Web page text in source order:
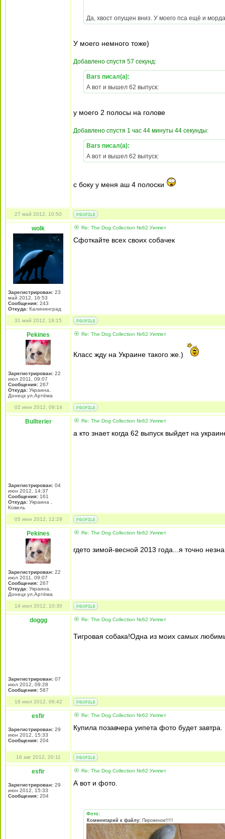
Да, хвост опущен вниз. У моего пса ещё и морда
У моего немного тоже)
Добавлено спустя 57 секунд:
Bars писал(а):
А вот и вышел 62 выпуск:
у моего 2 полосы на голове
Добавлено спустя 1 час 44 минуты 44 секунды:
Bars писал(а):
А вот и вышел 62 выпуск:
с боку у меня аш 4 полоски
27 май 2012, 10:50
wolk
Зарегистрирован: 23
май 2012, 16:53
Сообщения: 243
Откуда: Калининград
Re: The Dog Collection №62 Уиппет
Сфоткайте всех своих собачек
31 май 2012, 19:15
Pekines
Зарегистрирован: 22
июл 2011, 09:07
Сообщения: 267
Откуда: Украина,
Донецк ул.Артёма
Re: The Dog Collection №62 Уиппет
Класс жду на Украине такого же.)
02 июн 2012, 09:14
Bullterier
Зарегистрирован: 04
июн 2012, 14:37
Сообщения: 161
Откуда: Украина ,
Ковель
Re: The Dog Collection №62 Уиппет
а кто знает когда 62 выпуск выйдет на
05 июн 2012, 12:29
Pekines
Зарегистрирован: 22
июл 2011, 09:07
Сообщения: 267
Откуда: Украина,
Донецк ул.Артёма
Re: The Dog Collection №62 Уиппет
гдето зимой-весной 2013 года...я точно
14 июл 2012, 10:30
doggg
Зарегистрирован: 07
июл 2012, 09:28
Сообщения: 587
Re: The Dog Collection №62 Уиппет
Тигровая собака!Одна из моих самых
18 июл 2012, 06:42
esfir
Зарегистрирован: 29
июн 2012, 15:33
Сообщения: 204
Re: The Dog Collection №62 Уиппет
Купила позавчера уипета фото будет завтра.
16 авг 2012, 20:11
esfir
Зарегистрирован: 29
июн 2012, 15:33
Сообщения: 204
Re: The Dog Collection №62 Уиппет
А вот и фото.
Фото:
Комментарий к файлу: Пироженое!!!!!